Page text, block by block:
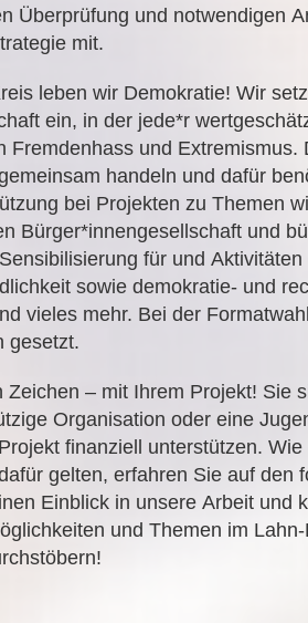
Überprüfung und notwendigen
mit.
leben wir Demokratie! Wir
ein, in der jede*r
Fremdenhass und Extremismus.
handeln und dafür
bei Projekten zu Themen
Bürger*innengesellschaft und
für und
sowie demokratie- und
vieles mehr. Bei der
gesetzt.
Zeichen – mit Ihrem Projekt! Sie
Organisation oder eine
finanziell unterstützen.
gelten, erfahren Sie auf den
Einblick in unsere Arbeit und
und Themen im